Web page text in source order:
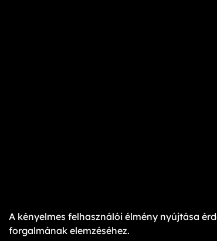
A kényelmes felhasználói élmény nyújtása
forgalmának elemzéséhez.